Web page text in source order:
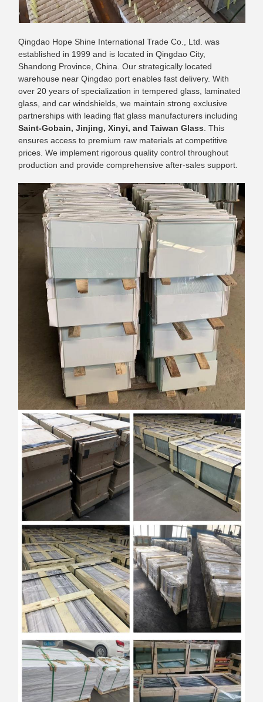
Qingdao Hope Shine International Trade Co., Ltd. was
established in 1999 and is located in Qingdao City,
Shandong Province, China. Our strategically located
warehouse near Qingdao port enables fast delivery. With
over 20 years of specialization in tempered glass, laminated
glass, and car windshields, we maintain strong exclusive
partnerships with leading flat glass manufacturers including
Saint-Gobain, Jinjing, Xinyi, and Taiwan Glass . This
ensures access to premium raw materials at competitive
prices. We implement rigorous quality control throughout
production and provide comprehensive after-sales support.